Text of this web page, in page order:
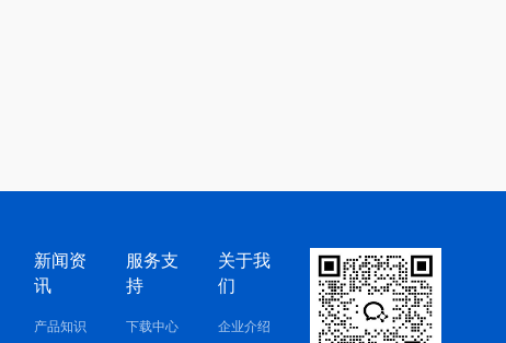
新闻资
讯
产品知识
服务支
持
下载中心
关于我
们
企业介绍